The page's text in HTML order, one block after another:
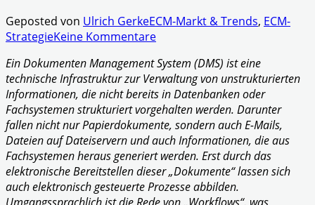
Geposted von Ulrich GerkeECM-Markt & Trends, ECM-
StrategieKeine Kommentare
Ein Dokumenten Management System (DMS) ist eine
technische Infrastruktur zur Verwaltung von unstrukturierten
Informationen, die nicht bereits in Datenbanken oder
Fachsystemen strukturiert vorgehalten werden. Darunter
fallen nicht nur Papierdokumente, sondern auch E-Mails,
Dateien auf Dateiservern und auch Informationen, die aus
Fachsystemen heraus generiert werden. Erst durch das
elektronische Bereitstellen dieser „Dokumente“ lassen sich
auch elektronisch gesteuerte Prozesse abbilden.